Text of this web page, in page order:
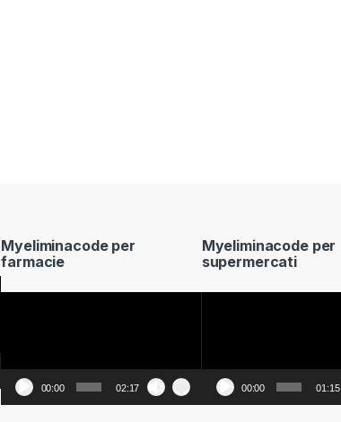
Myeliminacode per
farmacie
00:00 02:17
Myeliminacode per
supermercati
00:00 01:15